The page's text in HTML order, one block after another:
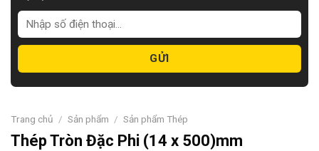
Trang chủ / Sản phẩm / Sản phẩm Thép
Thép Tròn Đặc Phi (14 x 500)mm